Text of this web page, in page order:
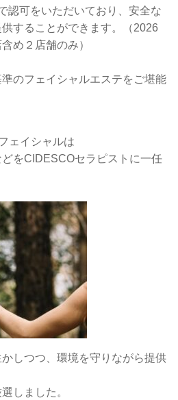
認可をいただいており、安全な
することができます。（2026
め２店舗のみ）
のフェイシャルエステをご堪能
ェイシャルは
をCIDESCOセラピストに一任
しつつ、環境を守りながら提供
しました。